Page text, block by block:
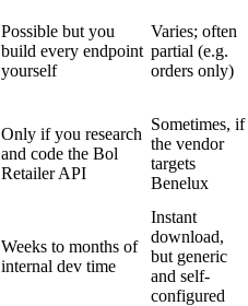
Possible but you
build every endpoint
yourself
Varies; often
partial (e.g.
orders only)
Only if you research
and code the Bol
Retailer API
Sometimes, if
the vendor
targets
Benelux
Weeks to months of
internal dev time
Instant
download,
but generic
and self-
configured